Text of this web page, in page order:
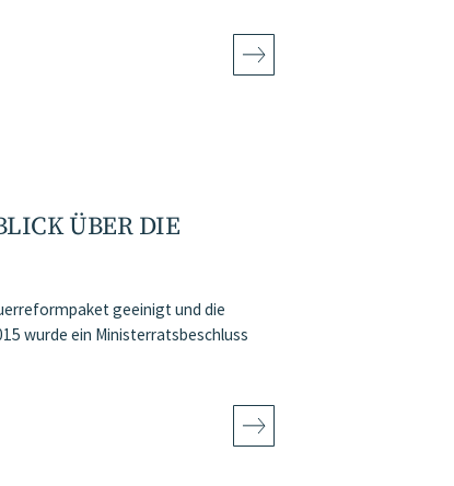
ÜBER DIE
geeinigt und die
wurde ein Ministerratsbeschluss